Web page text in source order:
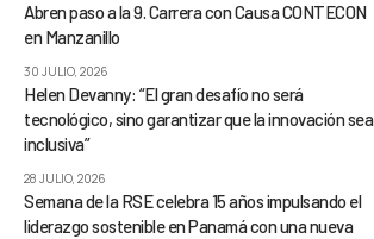
Abren paso a la 9. Carrera con Causa CONTECON
en Manzanillo
30 JULIO, 2026
Helen Devanny: “El gran desafío no será
tecnológico, sino garantizar que la innovación sea
inclusiva”
28 JULIO, 2026
Semana de la RSE celebra 15 años impulsando el
liderazgo sostenible en Panamá con una nueva